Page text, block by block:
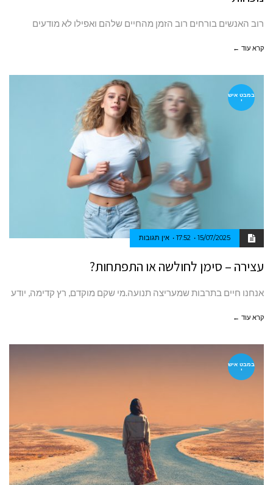
רוב האנשים בורחים רוב הזמן מהחיים שלהם ואפילו לא מודעים
קרא עוד ←
במבט איש
י
15/07/2025
17:52 אין תגובות
עצירה – סימן לחולשה או התפתחות?
אנחנו חיים בתרבות שמעריצה תנועה.מי שקם מוקדם, רץ קדימה, יודע
קרא עוד ←
במבט איש
י